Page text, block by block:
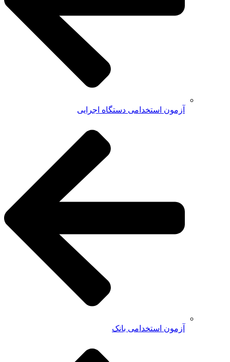
آزمون استخدامی دستگاه اجرایی
آزمون استخدامی بانک